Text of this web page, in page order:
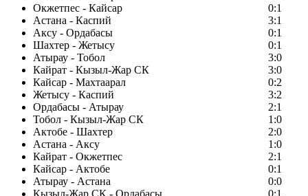
Окжетпес - Кайсар
0:1
Астана - Каспий
3:1
Аксу - Ордабасы
0:1
Шахтер - Жетысу
0:1
Атырау - Тобол
3:0
Кайрат - Кызыл-Жар СК
3:0
Кайсар - Махтаарал
0:2
Жетысу - Каспий
3:2
Ордабасы - Атырау
2:1
Тобол - Кызыл-Жар СК
1:0
Актобе - Шахтер
2:0
Астана - Аксу
1:0
Кайрат - Окжетпес
2:1
Кайсар - Актобе
0:1
Атырау - Астана
0:0